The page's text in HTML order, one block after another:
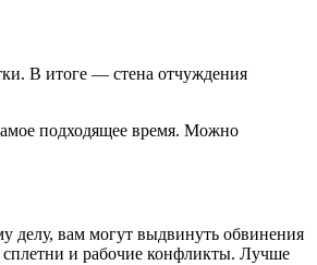
В итоге — стена отчуждения
подходящее время. Можно
делу, вам могут выдвинуть обвинения
сплетни и рабочие конфликты. Лучше